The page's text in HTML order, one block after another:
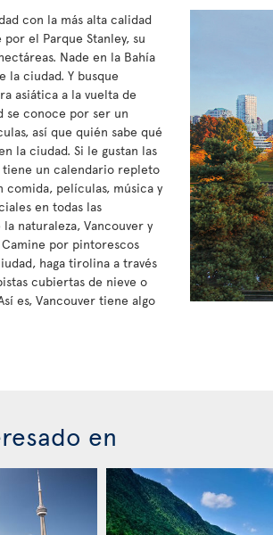
con la más alta calidad
el Parque Stanley, su
Nade en la Bahía
la ciudad. Y busque
asiática a la vuelta de
se conoce por ser un
así que quién sabe qué
la ciudad. Si le gustan las
tiene un calendario repleto
películas, música y
en todas las
naturaleza, Vancouver y
por pintorescos
haga tirolina a través
cubiertas de nieve o
es, Vancouver tiene algo
en